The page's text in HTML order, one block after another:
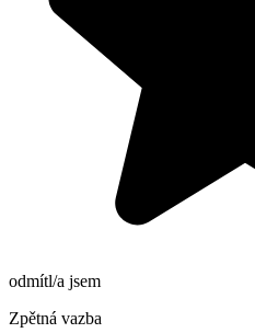
odmítl/a jsem
Zpětná vazba